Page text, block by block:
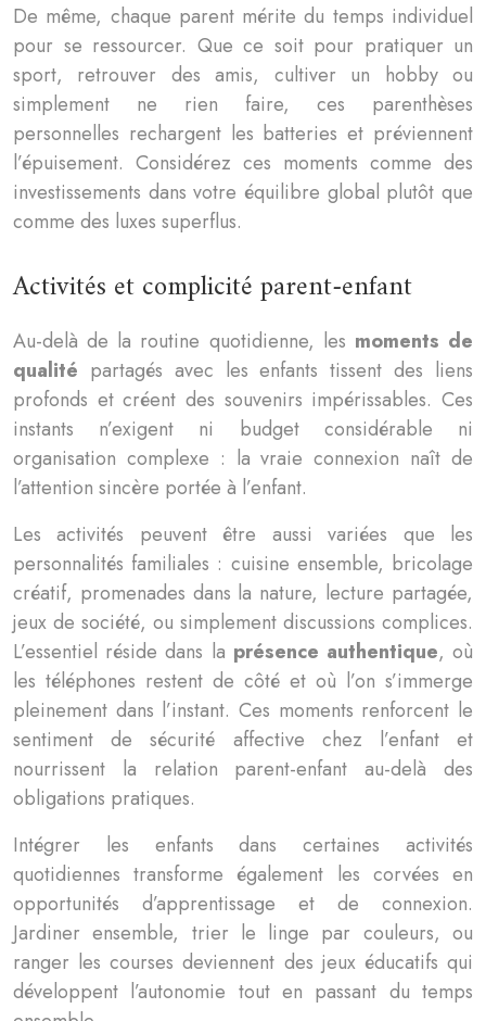
De même, chaque parent mérite du temps individuel
pour se ressourcer. Que ce soit pour pratiquer un
sport, retrouver des amis, cultiver un hobby ou
simplement ne rien faire, ces parenthèses
personnelles rechargent les batteries et préviennent
l’épuisement. Considérez ces moments comme des
investissements dans votre équilibre global plutôt que
comme des luxes superflus.
Activités et complicité parent-enfant
Au-delà de la routine quotidienne, les moments de
qualité partagés avec les enfants tissent des liens
profonds et créent des souvenirs impérissables. Ces
instants n’exigent ni budget considérable ni
organisation complexe : la vraie connexion naît de
l’attention sincère portée à l’enfant.
Les activités peuvent être aussi variées que les
personnalités familiales : cuisine ensemble, bricolage
créatif, promenades dans la nature, lecture partagée,
jeux de société, ou simplement discussions complices.
L’essentiel réside dans la présence authentique, où
les téléphones restent de côté et où l’on s’immerge
pleinement dans l’instant. Ces moments renforcent le
sentiment de sécurité affective chez l’enfant et
nourrissent la relation parent-enfant au-delà des
obligations pratiques.
Intégrer les enfants dans certaines activités
quotidiennes transforme également les corvées en
opportunités d’apprentissage et de connexion.
Jardiner ensemble, trier le linge par couleurs, ou
ranger les courses deviennent des jeux éducatifs qui
développent l’autonomie tout en passant du temps